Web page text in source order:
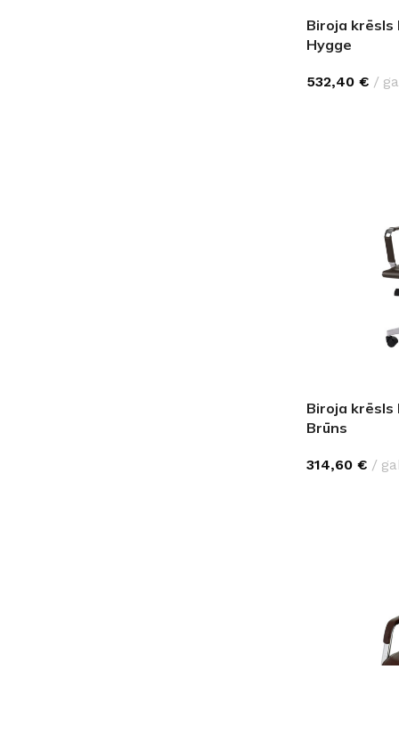
Biroja krēsls
Hygge
532,40 €
Biroja krēsls
Brūns
314,60 €